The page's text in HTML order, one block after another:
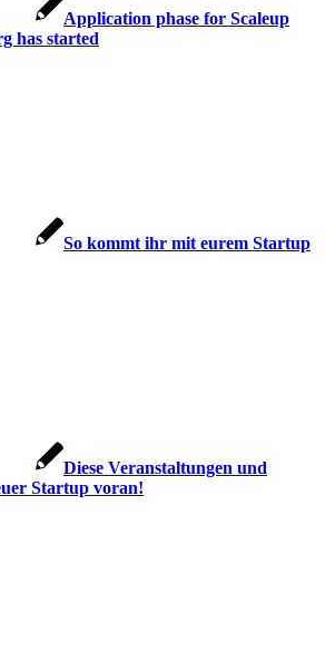
Application phase for Scaleup
has started
So kommt ihr mit eurem Startup
Diese Veranstaltungen und
Startup voran!